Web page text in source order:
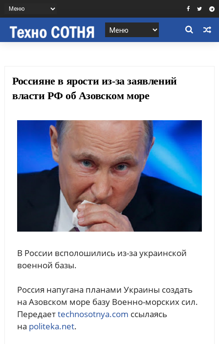
Россияне в ярости из-за заявлений
власти РФ об Азовском море
В России всполошились из-за украинской
военной базы.
Россия напугана планами Украины создать
на Азовском море базу Военно-морских сил.
Передаетtechnosotnya.com ссылаясь
на politeka.net.